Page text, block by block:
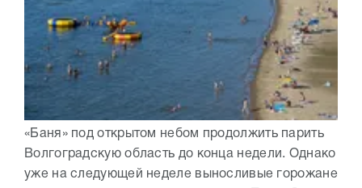
«Баня» под открытом небом продолжить парить
Волгоградскую область до конца недели. Однако
уже на следующей неделе выносливые горожане